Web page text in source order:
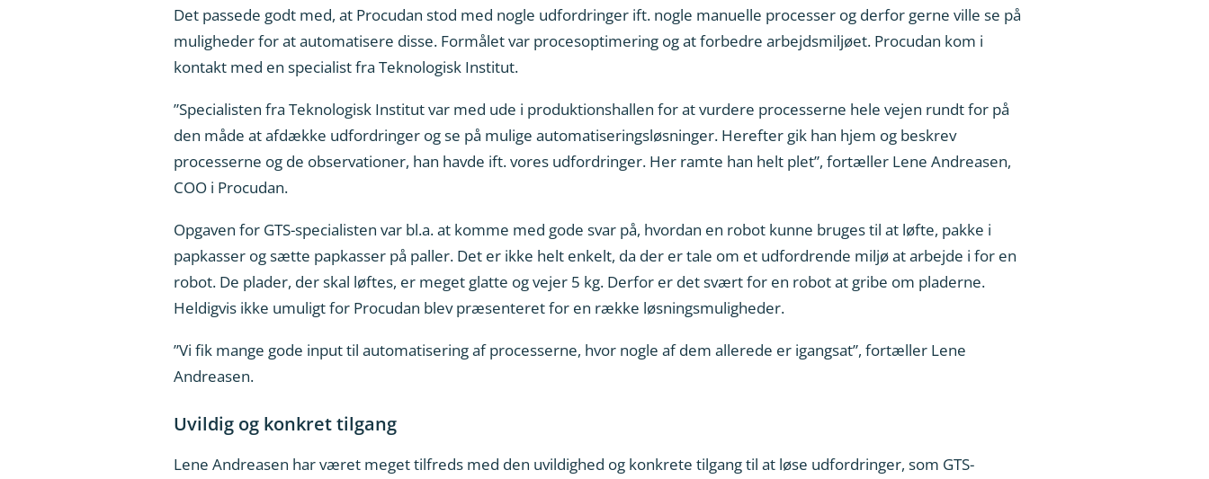
Det passede godt med, at Procudan stod med nogle udfordringer ift. nogle manuelle processer og derfor gerne ville se på
muligheder for at automatisere disse. Formålet var procesoptimering og at forbedre arbejdsmiljøet. Procudan kom i
kontakt med en specialist fra Teknologisk Institut.
”Specialisten fra Teknologisk Institut var med ude i produktionshallen for at vurdere processerne hele vejen rundt for på
den måde at afdække udfordringer og se på mulige automatiseringsløsninger. Herefter gik han hjem og beskrev
processerne og de observationer, han havde ift. vores udfordringer. Her ramte han helt plet”, fortæller Lene Andreasen,
COO i Procudan.
Opgaven for GTS-specialisten var bl.a. at komme med gode svar på, hvordan en robot kunne bruges til at løfte, pakke i
papkasser og sætte papkasser på paller. Det er ikke helt enkelt, da der er tale om et udfordrende miljø at arbejde i for en
robot. De plader, der skal løftes, er meget glatte og vejer 5 kg. Derfor er det svært for en robot at gribe om pladerne.
Heldigvis ikke umuligt for Procudan blev præsenteret for en række løsningsmuligheder.
”Vi fik mange gode input til automatisering af processerne, hvor nogle af dem allerede er igangsat”, fortæller Lene
Andreasen.
Uvildig og konkret tilgang
Lene Andreasen har været meget tilfreds med den uvildighed og konkrete tilgang til at løse udfordringer, som GTS-